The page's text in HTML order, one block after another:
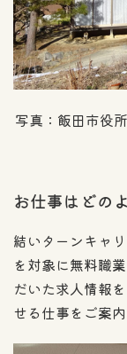
写真：飯田市役
お仕事はどの
結いターンキャ
を対象に無料職
だいた求人情報
せる仕事をご案内